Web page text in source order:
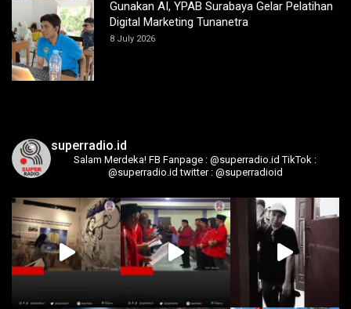
Gunakan AI, YPAB Surabaya Gelar Pelatihan
Digital Marketing Tunanetra
8 July 2026
superradio.id
Salam Merdeka! FB Fanpage : @superradio.id TikTok :
@superradio.id twitter : @superradioid